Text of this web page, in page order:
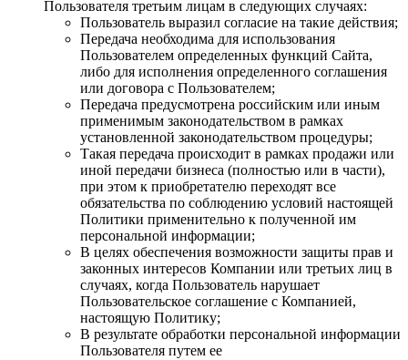
Пользователя третьим лицам в следующих случаях:
Пользователь выразил согласие на такие действия;
Передача необходима для использования
Пользователем определенных функций Сайта,
либо для исполнения определенного соглашения
или договора с Пользователем;
Передача предусмотрена российским или иным
применимым законодательством в рамках
установленной законодательством процедуры;
Такая передача происходит в рамках продажи или
иной передачи бизнеса (полностью или в части),
при этом к приобретателю переходят все
обязательства по соблюдению условий настоящей
Политики применительно к полученной им
персональной информации;
В целях обеспечения возможности защиты прав и
законных интересов Компании или третьих лиц в
случаях, когда Пользователь нарушает
Пользовательское соглашение с Компанией,
настоящую Политику;
В результате обработки персональной информации
Пользователя путем ее